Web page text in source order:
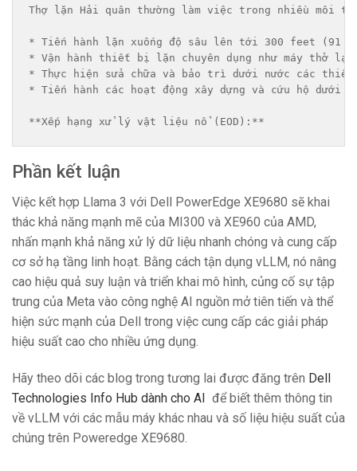
Thợ lặn Hải quân thường làm việc trong nhiều môi
* Tiến hành lặn xuống độ sâu lên tới 300 feet (91
* Vận hành thiết bị lặn chuyên dụng như máy thở
* Thực hiện sửa chữa và bảo trì dưới nước các
* Tiến hành các hoạt động xây dựng và cứu hộ dưới
**Xếp hạng xử lý vật liệu nổ (EOD):**
Phần kết luận
Việc kết hợp Llama 3 với Dell PowerEdge XE9680 sẽ khai
thác khả năng mạnh mẽ của MI300 và XE960 của AMD,
nhấn mạnh khả năng xử lý dữ liệu nhanh chóng và cung cấp
cơ sở hạ tầng linh hoạt. Bằng cách tận dụng vLLM, nó nâng
cao hiệu quả suy luận và triển khai mô hình, củng cố sự tập
trung của Meta vào công nghệ AI nguồn mở tiên tiến và thể
hiện sức mạnh của Dell trong việc cung cấp các giải pháp
hiệu suất cao cho nhiều ứng dụng.
Hãy theo dõi các blog trong tương lai được đăng trên Dell
Technologies Info Hub dành cho AI
để biết thêm thông tin
về vLLM với các mẫu máy khác nhau và số liệu hiệu suất của
chúng trên Poweredge XE9680.